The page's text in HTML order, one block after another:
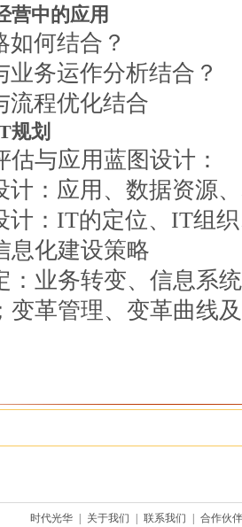
营中的应用
何结合？
业务运作分析结合？
流程优化结合
规划
估与应用蓝图设计：
计：应用、数据资源
计：IT的定位、IT组
息化建设策略
：业务转变、信息系
变革管理、变革曲线
时代光华 关于我们 联系我们 合作伙伴